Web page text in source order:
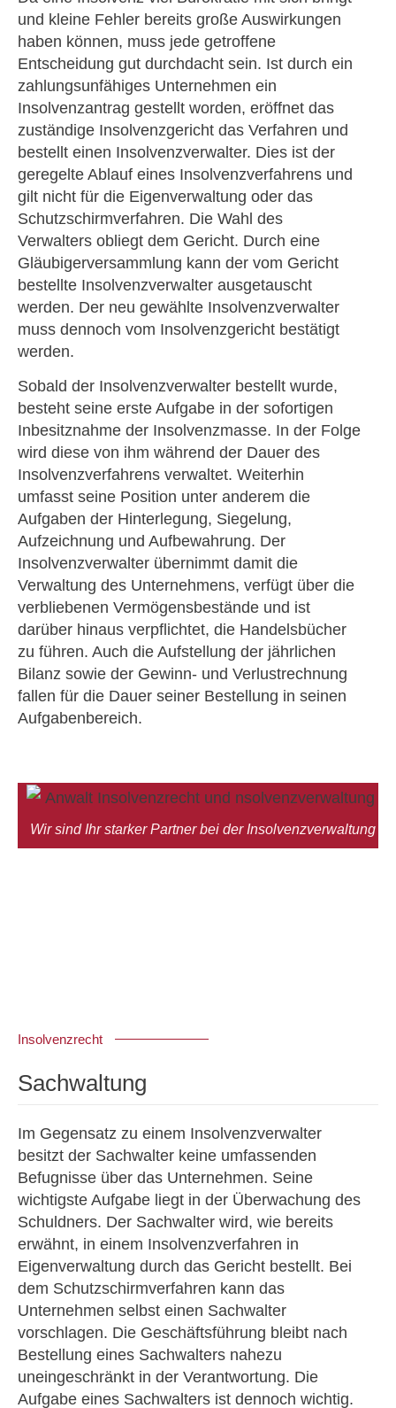
und kleine Fehler bereits große Auswirkungen
haben können, muss jede getroffene
Entscheidung gut durchdacht sein. Ist durch ein
zahlungsunfähiges Unternehmen ein
Insolvenzantrag gestellt worden, eröffnet das
zuständige Insolvenzgericht das Verfahren und
bestellt einen Insolvenzverwalter. Dies ist der
geregelte Ablauf eines Insolvenzverfahrens und
gilt nicht für die Eigenverwaltung oder das
Schutzschirmverfahren. Die Wahl des
Verwalters obliegt dem Gericht. Durch eine
Gläubigerversammlung kann der vom Gericht
bestellte Insolvenzverwalter ausgetauscht
werden. Der neu gewählte Insolvenzverwalter
muss dennoch vom Insolvenzgericht bestätigt
werden.
Sobald der Insolvenzverwalter bestellt wurde,
besteht seine erste Aufgabe in der sofortigen
Inbesitznahme der Insolvenzmasse. In der Folge
wird diese von ihm während der Dauer des
Insolvenzverfahrens verwaltet. Weiterhin
umfasst seine Position unter anderem die
Aufgaben der Hinterlegung, Siegelung,
Aufzeichnung und Aufbewahrung. Der
Insolvenzverwalter übernimmt damit die
Verwaltung des Unternehmens, verfügt über die
verbliebenen Vermögensbestände und ist
darüber hinaus verpflichtet, die Handelsbücher
zu führen. Auch die Aufstellung der jährlichen
Bilanz sowie der Gewinn- und Verlustrechnung
fallen für die Dauer seiner Bestellung in seinen
Aufgabenbereich.
Wir sind Ihr starker Partner bei der Insolvenzverwaltung
Insolvenzrecht
Sachwaltung
Im Gegensatz zu einem Insolvenzverwalter
besitzt der Sachwalter keine umfassenden
Befugnisse über das Unternehmen. Seine
wichtigste Aufgabe liegt in der Überwachung des
Schuldners. Der Sachwalter wird, wie bereits
erwähnt, in einem Insolvenzverfahren in
Eigenverwaltung durch das Gericht bestellt. Bei
dem Schutzschirmverfahren kann das
Unternehmen selbst einen Sachwalter
vorschlagen. Die Geschäftsführung bleibt nach
Bestellung eines Sachwalters nahezu
uneingeschränkt in der Verantwortung. Die
Aufgabe eines Sachwalters ist dennoch wichtig.